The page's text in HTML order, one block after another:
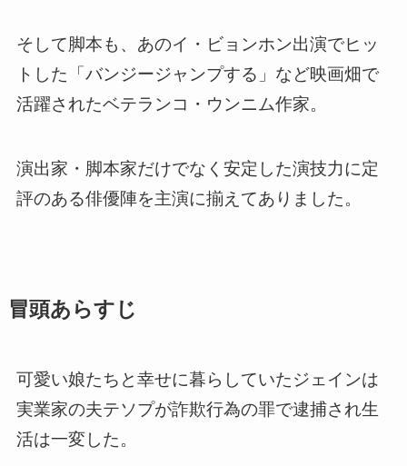
そして脚本も、あのイ・ビョンホン出演でヒッ
トした「バンジージャンプする」など映画畑で
活躍されたベテランコ・ウンニム作家。
演出家・脚本家だけでなく安定した演技力に定
評のある俳優陣を主演に揃えてありました。
冒頭あらすじ
可愛い娘たちと幸せに暮らしていたジェインは
実業家の夫テソプが詐欺行為の罪で逮捕され生
活は一変した。